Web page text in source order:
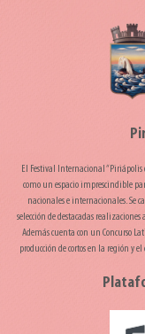
El Festival Internacional
como un espacio imprescindible
nacionales e internacionales. Se
selección de destacadas
Además cuenta con un Concurso
producción de cortos en la región y